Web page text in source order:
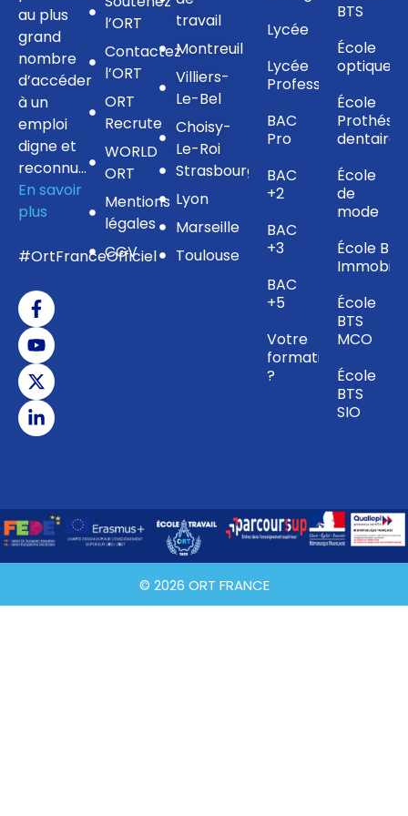
au plus
grand
nombre
d’accéder
à un
emploi
digne et
reconnu…
En savoir
plus
#OrtFranceOfficiel
l’ORT
Contactez
l’ORT
ORT
Recrute
WORLD
ORT
Mentions
légales
CGV
travail
Montreuil
Villiers-
Le-Bel
Choisy-
Le-Roi
Strasbourg
Lyon
Marseille
Toulouse
Lycée
Lycée
Professionnel
BAC
Pro
BAC
+2
BAC
+3
BAC
+5
Votre
formation
?
BTS
École
optique
École
dentaire
École
de
mode
École BTS
École
BTS
MCO
École
BTS
SIO
© 2026 ORT FRANCE